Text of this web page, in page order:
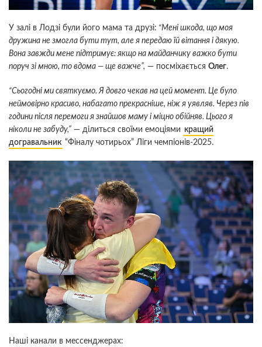
У залі в Лодзі були його мама та друзі: “Мені шкода, що моя
дружина не змогла бути тут, але я передаю їй вітання і дякую.
Вона завжди мене підтримує: якщо на майданчику важко бути
поруч зі мною, то вдома — ще важче”, — посміхається Олег.
“Сьогодні ми святкуємо. Я довго чекав на цей момент. Це було
неймовірно красиво, набагато прекрасніше, ніж я уявляв. Через пів
години після перемоги я знайшов маму і міцно обійняв. Цього я
ніколи не забуду,” — ділиться своїми емоціями кращий
догравальник “Фіналу чотирьох” Ліги чемпіонів-2025.
Наші канали в мессенджерах: